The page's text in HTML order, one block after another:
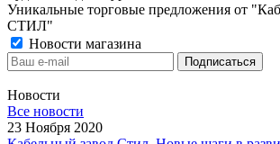
Уникальные торговые предложения от
СТИЛ"
Новости магазина
Новости
Все новости
23 Ноября 2020